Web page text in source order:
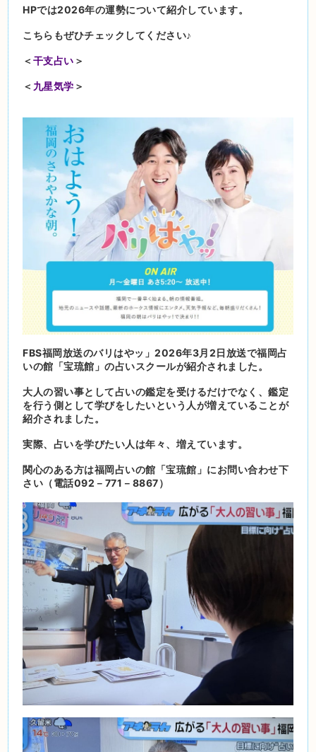
HPでは2026年の運勢について紹介しています。
こちらもぜひチェックしてください♪
＜ 干支占い ＞
＜ 九星気学 ＞
FBS福岡放送のバリはやッ」2026年3月2日放送で福岡占
いの館「宝琉館」の占いスクールが紹介されました。
大人の習い事として占いの鑑定を受けるだけでなく、鑑定
を行う側として学びをしたいという人が増えていることが
紹介されました。
実際、占いを学びたい人は年々、増えています。
関心のある方は福岡占いの館「宝琉館」にお問い合わせ下
さい（電話092－771－8867）